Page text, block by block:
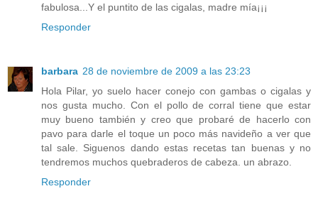
fabulosa...Y el puntito de las cigalas, madre mía¡¡¡
Responder
barbara 28 de noviembre de 2009 a las 23:23
Hola Pilar, yo suelo hacer conejo con gambas o cigalas y
nos gusta mucho. Con el pollo de corral tiene que estar
muy bueno también y creo que probaré de hacerlo con
pavo para darle el toque un poco más navideño a ver que
tal sale. Siguenos dando estas recetas tan buenas y no
tendremos muchos quebraderos de cabeza. un abrazo.
Responder